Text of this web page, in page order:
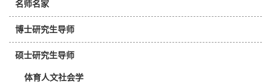
名师名家
博士研究生导师
硕士研究生导师
体育人文社会学